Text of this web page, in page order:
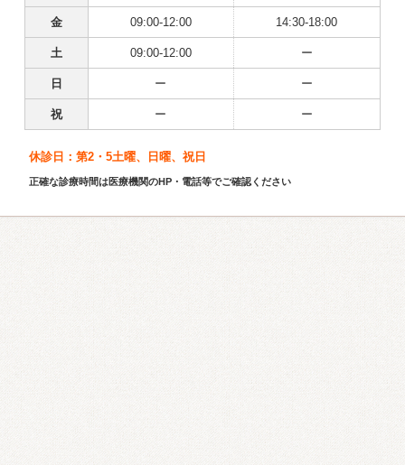
金 09:00-12:00 14:30-18:00
土 09:00-12:00 ー
日 ー ー
祝 ー ー
休診日：第2・5土曜、日曜、祝日
正確な診療時間は医療機関のHP・電話等でご確認ください